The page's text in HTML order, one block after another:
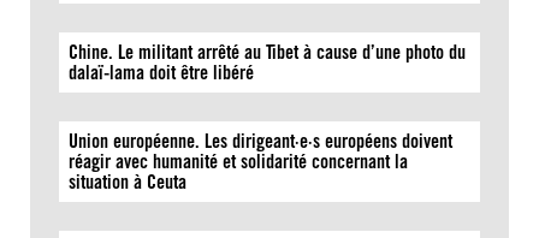
Chine. Le militant arrêté au Tibet à cause d’une photo du
dalaï-lama doit être libéré
Union européenne. Les dirigeant·e·s européens doivent
réagir avec humanité et solidarité concernant la
situation à Ceuta